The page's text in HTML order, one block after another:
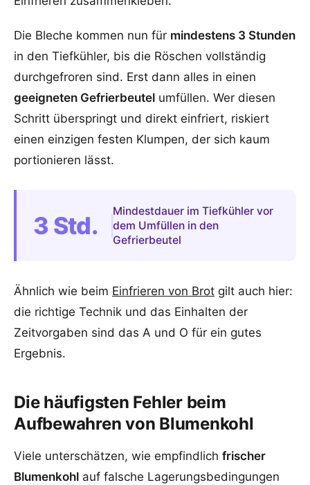
Die Bleche kommen nun für mindestens 3 Stunden
in den Tiefkühler, bis die Röschen vollständig
durchgefroren sind. Erst dann alles in einen
geeigneten Gefrierbeutel umfüllen. Wer diesen
Schritt überspringt und direkt einfriert, riskiert
einen einzigen festen Klumpen, der sich kaum
portionieren lässt.
3 Std.
Mindestdauer im Tiefkühler vor
dem Umfüllen in den
Gefrierbeutel
Ähnlich wie beim Einfrieren von Brot gilt auch hier:
die richtige Technik und das Einhalten der
Zeitvorgaben sind das A und O für ein gutes
Ergebnis.
Die häufigsten Fehler beim
Aufbewahren von Blumenkohl
Viele unterschätzen, wie empfindlich frischer
Blumenkohl auf falsche Lagerungsbedingungen